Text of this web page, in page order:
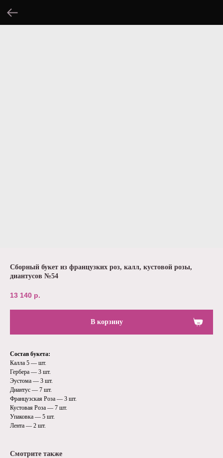
Сборный букет из французких роз, калл, кустовой розы,
диантусов №54
13 140 р.
В корзину
Состав букета:
Калла 5 — шт.
Гербера — 3 шт.
Эустома — 3 шт.
Диантус — 7 шт.
Французская Роза — 3 шт.
Кустовая Роза — 7 шт.
Упаковка — 5 шт.
Лента — 2 шт.
Смотрите также